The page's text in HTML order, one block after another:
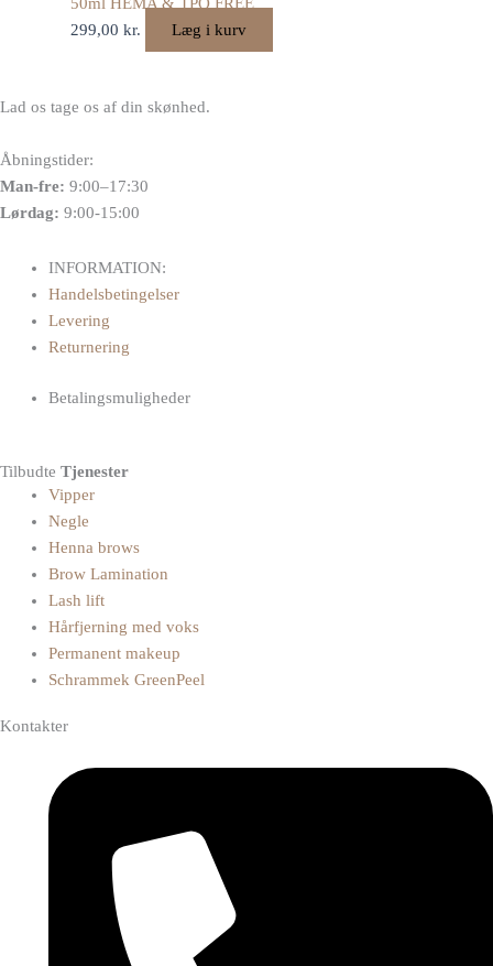
50ml HEMA & TPO FREE
299,00 kr. Læg i kurv
Lad os tage os af din skønhed.
Åbningstider:
Man-fre: 9:00–17:30
Lørdag: 9:00-15:00
INFORMATION:
Handelsbetingelser
Levering
Returnering
Betalingsmuligheder
Tilbudte Tjenester
Vipper
Negle
Henna brows
Brow Lamination
Lash lift
Hårfjerning med voks
Permanent makeup
Schrammek GreenPeel
Kontakter